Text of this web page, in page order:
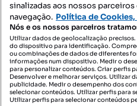
Contacte-nos
SIGA-
sinalizadas aos nossos
navegação. Política de Cookies,
Nós e os nossos parceiros
Utilizar dados de geolocalização
do dispositivo para identificação.
ou combinações de dados de diferentes
informações num dispositivo. Medir o
para personalizar conteúdos. Criar perfis
Desenvolver e melhorar serviços. Utilizar
publicidade. Medir o desempenho dos
selecionar conteúdos. Utilizar perfis para
Utilizar perfis para selecionar conteúdos